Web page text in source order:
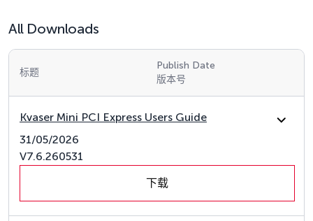
All Downloads
标题
Publish Date
版本号
Kvaser Mini PCI Express Users Guide
31/05/2026
V7.6.260531
下载